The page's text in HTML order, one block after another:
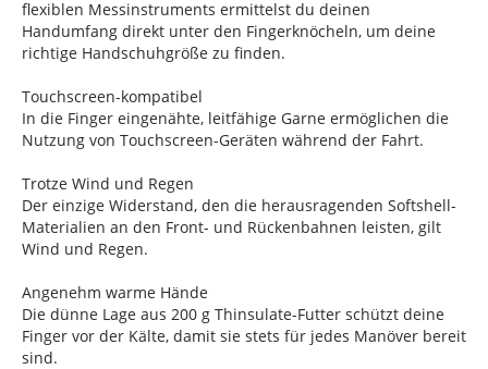
flexiblen Messinstruments ermittelst du deinen
Handumfang direkt unter den Fingerknöcheln, um deine
richtige Handschuhgröße zu finden.
Touchscreen-kompatibel
In die Finger eingenähte, leitfähige Garne ermöglichen die
Nutzung von Touchscreen-Geräten während der Fahrt.
Trotze Wind und Regen
Der einzige Widerstand, den die herausragenden Softshell-
Materialien an den Front- und Rückenbahnen leisten, gilt
Wind und Regen.
Angenehm warme Hände
Die dünne Lage aus 200 g Thinsulate-Futter schützt deine
Finger vor der Kälte, damit sie stets für jedes Manöver bereit
sind.